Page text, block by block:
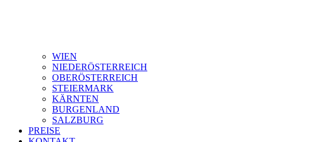
WIEN
NIEDERÖSTERREICH
OBERÖSTERREICH
STEIERMARK
KÄRNTEN
BURGENLAND
SALZBURG
PREISE